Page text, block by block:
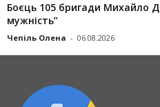
Боєць 105 бригади Михайло
мужність”
Чепіль Олена - 06.08.2026